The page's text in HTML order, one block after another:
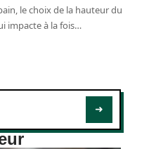
le choix de la hauteur du
impacte à la fois…